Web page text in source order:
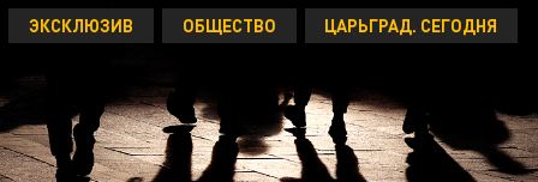
ЭКСКЛЮЗИВ ОБЩЕСТВО ЦАРЬГРАД. СЕГОДНЯ